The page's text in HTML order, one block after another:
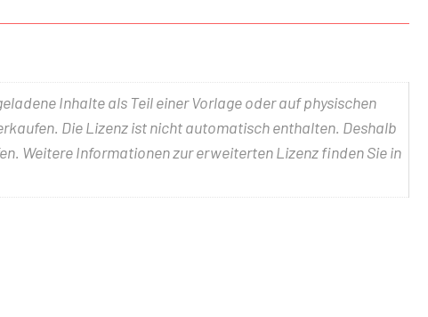
Inhalte als Teil einer Vorlage oder auf physischen
Die Lizenz ist nicht automatisch enthalten. Deshalb
Weitere Informationen zur erweiterten Lizenz finden Sie in